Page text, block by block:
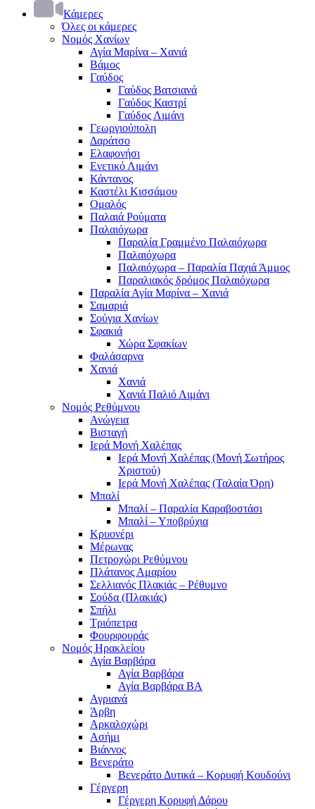
Κάμερες
Όλες οι κάμερες
Νομός Χανίων
Αγία Μαρίνα – Χανιά
Βάμος
Γαύδος
Γαύδος Βατσιανά
Γαύδος Καστρί
Γαύδος Λιμάνι
Γεωργιούπολη
Δαράτσο
Ελαφονήσι
Ενετικό Λιμάνι
Κάντανος
Καστέλι Κισσάμου
Ομαλός
Παλαιά Ρούματα
Παλαιόχωρα
Παραλία Γραμμένο Παλαιόχωρα
Παλαιόχωρα
Παλαιόχωρα – Παραλία Παχιά Άμμος
Παραλιακός δρόμος Παλαιόχωρα
Παραλία Αγία Μαρίνα – Χανιά
Σαμαριά
Σούγια Χανίων
Σφακιά
Χώρα Σφακίων
Φαλάσαρνα
Χανιά
Χανιά
Χανιά Παλιό Λιμάνι
Νομός Ρεθύμνου
Ανώγεια
Βισταγή
Ιερά Μονή Χαλέπας
Ιερά Μονή Χαλέπας (Μονή Σωτήρος
Χριστού)
Ιερά Μονή Χαλέπας (Ταλαία Όρη)
Μπαλί
Μπαλί – Παραλία Καραβοστάσι
Μπαλί – Υποβρύχια
Κρυονέρι
Μέρωνας
Πετροχώρι Ρεθύμνου
Πλάτανος Αμαρίου
Σελλιανός Πλακιάς – Ρέθυμνο
Σούδα (Πλακιάς)
Σπήλι
Τριόπετρα
Φουρφουράς
Νομός Ηρακλείου
Αγία Βαρβάρα
Αγία Βαρβάρα
Αγία Βαρβάρα ΒΑ
Αγριανά
Άρβη
Αρκαλοχώρι
Ασήμι
Βιάννος
Βενεράτο
Βενεράτο Δυτικά – Κορυφή Κουδούνι
Γέργερη
Γέργερη Κορυφή Δάρου